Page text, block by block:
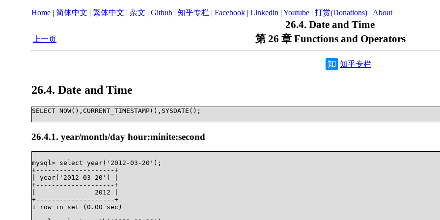
Home | 简体中文 | 繁体中文 | 杂文 | Github | 知乎专栏 | Facebook | Linkedin | Youtube | 打赏(Donations) | About
26.4. Date and Time
上一页 第 26 章 Functions and Operators
知乎专栏
26.4. Date and Time
SELECT NOW(),CURRENT_TIMESTAMP(),SYSDATE();
26.4.1. year/month/day hour:minite:second
mysql> select year('2012-03-20');
+--------------------+
| year('2012-03-20') |
+--------------------+
|               2012 |
+--------------------+
1 row in set (0.00 sec)